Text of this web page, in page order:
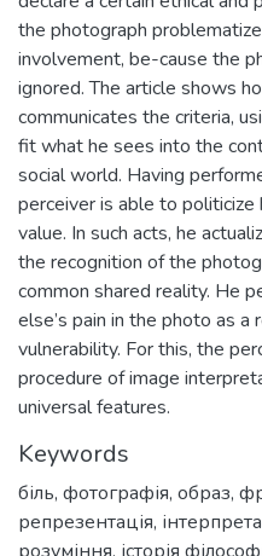
the photograph
involvement, be-cause the
ignored. The article shows
communicates the criteria,
fit what he sees into the
social world. Having
perceiver is able to politicize
value. In such acts, he
the recognition of the
common shared reality. He
else’s pain in the photo as
vulnerability. For this, the
procedure of image
universal features.
Keywords
біль, фотографія, образ,
репрезентація,